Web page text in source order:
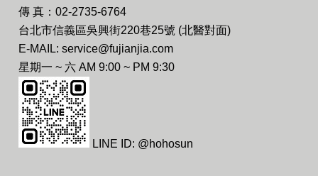
傳 真：02-2735-6764
台北市信義區吳興街220巷25號 (北醫對面)
E-MAIL: service@fujianjia.com
星期一 ~ 六 AM 9:00 ~ PM 9:30
LINE ID: @hohosun